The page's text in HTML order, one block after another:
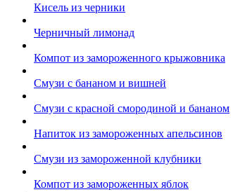
Кисель из черники
Черничный лимонад
Компот из замороженного крыжовника
Смузи с бананом и вишней
Смузи с красной смородиной и бананом
Напиток из замороженных апельсинов
Смузи из замороженной клубники
Компот из замороженных яблок